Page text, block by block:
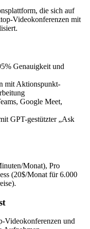
die sich auf
Videokonferenzen mit
Genauigkeit und
mit Aktionspunkt-
Google Meet,
GPT-gestützter „Ask
Monat), Pro
(20$/Monat für 6.000
Videokonferenzen und